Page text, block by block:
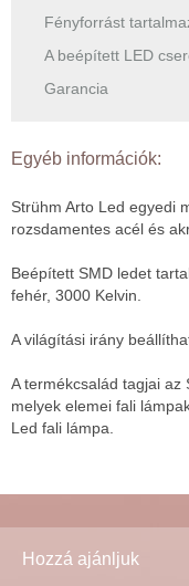
Fényforrást
A beépített LED
Garancia
Egyéb információk:
Strühm Arto Led egyedi
rozsdamentes acél és
Beépített SMD ledet
fehér, 3000 Kelvin.
A világítási irány
A termékcsalád tagjai az
melyek elemei fali
Led fali lámpa.
Hozzá ajánljuk